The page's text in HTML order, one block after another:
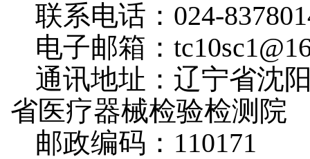
联系电话：024-
电子邮箱：
通讯地址：辽宁省沈
省医疗器械检验检测院
邮政编码：110171